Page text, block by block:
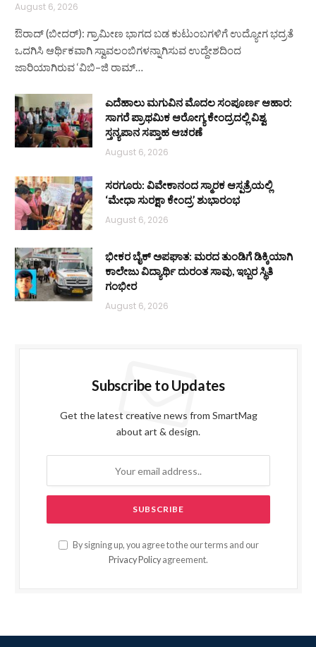
August 6, 2026
ಔರಾದ್ (ಬೀದರ್): ಗ್ರಾಮೀಣ ಭಾಗದ ಬಡ ಕುಟುಂಬಗಳಿಗೆ ಉದ್ಯೋಗ ಭದ್ರತೆ
ಒದಗಿಸಿ ಆರ್ಥಿಕವಾಗಿ ಸ್ವಾವಲಂಬಿಗಳನ್ನಾಗಿಸುವ ಉದ್ದೇಶದಿಂದ
ಜಾರಿಯಾಗಿರುವ ‘ವಿಬಿ–ಜಿ ರಾಮ್…
ಎದೆಹಾಲು ಮಗುವಿನ ಮೊದಲ ಸಂಪೂರ್ಣ ಆಹಾರ:
ಸಾಗರೆ ಪ್ರಾಥಮಿಕ ಆರೋಗ್ಯ ಕೇಂದ್ರದಲ್ಲಿ ವಿಶ್ವ
ಸ್ತನ್ಯಪಾನ ಸಪ್ತಾಹ ಆಚರಣೆ
August 6, 2026
ಸರಗೂರು: ವಿವೇಕಾನಂದ ಸ್ಮಾರಕ ಆಸ್ಪತ್ರೆಯಲ್ಲಿ
‘ಮೇಧಾ ಸುರಕ್ಷಾ ಕೇಂದ್ರ’ ಶುಭಾರಂಭ
August 6, 2026
ಭೀಕರ ಬೈಕ್ ಅಪಘಾತ: ಮರದ ತುಂಡಿಗೆ ಡಿಕ್ಕಿಯಾಗಿ
ಕಾಲೇಜು ವಿದ್ಯಾರ್ಥಿ ದುರಂತ ಸಾವು, ಇಬ್ಬರ ಸ್ಥಿತಿ
ಗಂಭೀರ
August 6, 2026
Subscribe to Updates
Get the latest creative news from SmartMag
about art & design.
By signing up, you agree to the our terms and our
Privacy Policy agreement.